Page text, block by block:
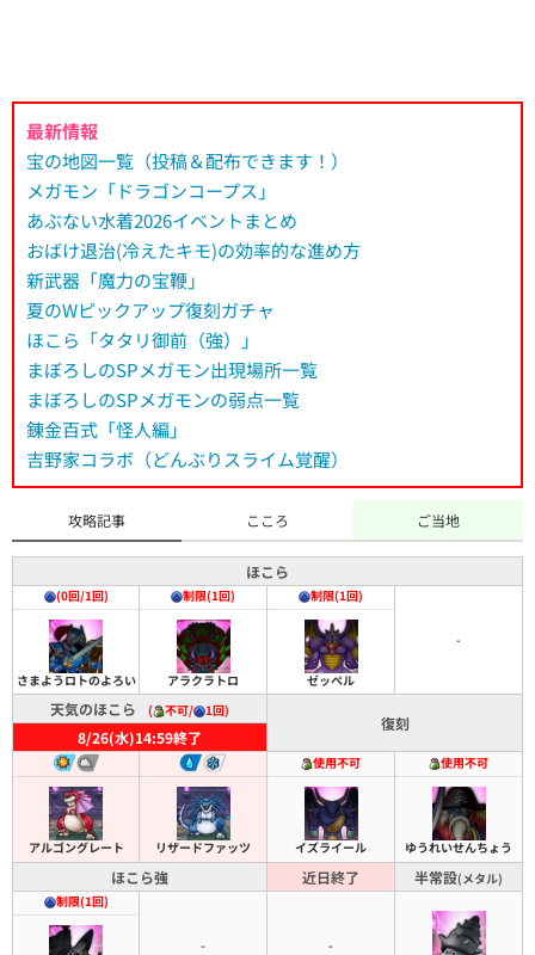
最新情報
宝の地図一覧（投稿＆配布できます！）
メガモン「ドラゴンコープス」
あぶない水着2026イベントまとめ
おばけ退治(冷えたキモ)の効率的な進め方
新武器「魔力の宝鞭」
夏のWピックアップ復刻ガチャ
ほこら「タタリ御前（強）」
まぼろしのSPメガモン出現場所一覧
まぼろしのSPメガモンの弱点一覧
錬金百式「怪人編」
吉野家コラボ（どんぶりスライム覚醒）
攻略記事 こころ ご当地
ほこら
(0回/1回)
さまようロトのよろい
制限(1回)
アラクラトロ
制限(1回)
ゼッペル
-
天気のほこら ( 不可/ 1回)
復刻
8/26(水)14:59終了
アルゴングレート リザードファッツ
使用不可
イズライール
使用不可
ゆうれいせんちょう
ほこら強 近日終了 半常設(メタル)
制限(1回)
-
-